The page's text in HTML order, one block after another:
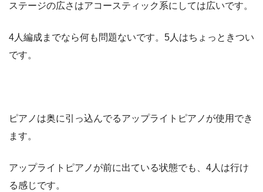
ステージの広さはアコースティック系にしては広いです。
4人編成までなら何も問題ないです。5人はちょっときつい
です。
ピアノは奥に引っ込んでるアップライトピアノが使用でき
ます。
アップライトピアノが前に出ている状態でも、4人は行け
る感じです。